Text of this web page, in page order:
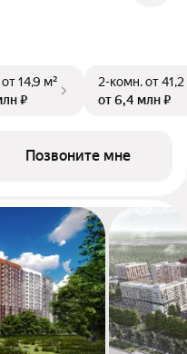
от 14,9 м²
₽
2-комн.от
от 6,4 млн ₽
Позвоните мне